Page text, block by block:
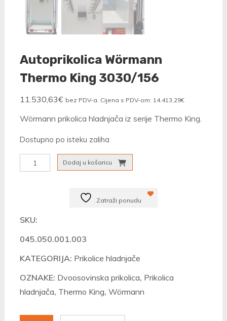
Autoprikolica Wörmann
Thermo King 3030/156
11.530,63€ bez PDV-a. Cijena s PDV-om: 14.413,29€
Wörmann prikolica hladnjača iz serije Thermo King.
Dostupno po isteku zaliha
Autoprikolica
Wörmann
3030/156
Dodaj u košaricu
Zatraži ponudu
SKU:
045.050.001.003
KATEGORIJA: Prikolice hladnjače
OZNAKE: Dvoosovinska prikolica, Prikolica
hladnjača, Thermo King, Wörmann